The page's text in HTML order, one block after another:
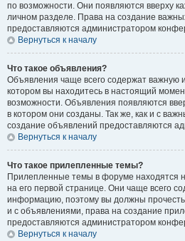
по возможности. Они появляются вверху
личном разделе. Права на создание
предоставляются администратором
Вернуться к началу
Что такое объявления?
Объявления чаще всего содержат
котором вы находитесь в настоящий
возможности. Объявления появляются
в котором они созданы. Так же, как и с
создание объявлений предоставляются
Вернуться к началу
Что такое прилепленные темы?
Прилепленные темы в форуме находятся
на его первой странице. Они чаще всего
информацию, поэтому вы должны прочесть
и с объявлениями, права на создание
предоставляются администратором
Вернуться к началу